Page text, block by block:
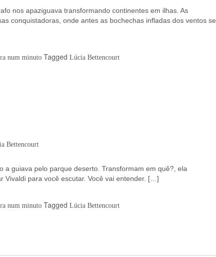
nos apaziguava transformando continentes em ilhas. As
conquistadoras, onde antes as bochechas infladas dos ventos se
num minuto Tagged Lúcia Bettencourt
Bettencourt
guiava pelo parque deserto. Transformam em quê?, ela
Vivaldi para você escutar. Você vai entender. […]
num minuto Tagged Lúcia Bettencourt